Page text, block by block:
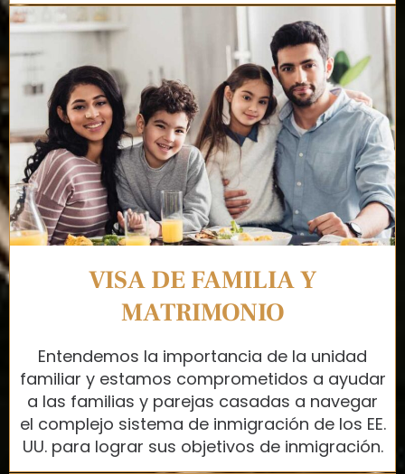
VISA DE FAMILIA Y
MATRIMONIO
Entendemos la importancia de la unidad
familiar y estamos comprometidos a ayudar
a las familias y parejas casadas a navegar
el complejo sistema de inmigración de los EE.
UU. para lograr sus objetivos de inmigración.